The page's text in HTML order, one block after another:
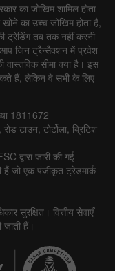
का जोखिम शामिल होता
खोने का उच्च जोखिम होता है,
ट्रेडिंग तब तक नहीं करनी
जिन ट्रैन्सैक्शन में प्रवेश
सीमा क्या है। इस
हैं, लेकिन वे सभी के लिए
1811672
टाउन, टोर्टोला, ब्रिटिश
द्वारा जारी की गई
हैं जो एक पंजीकृत ट्रेडमार्क
सुरक्षित। वित्तीय सेवाएँ
जाती हैं।